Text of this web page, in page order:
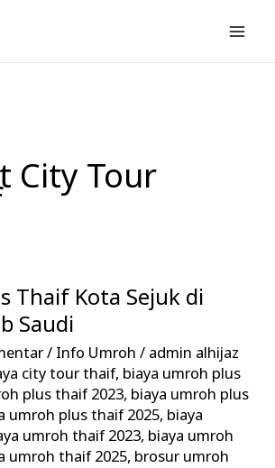
City Tour
Thaif Kota Sejuk di
Saudi
/ Info Umroh / admin alhijaz
city tour thaif, biaya umroh plus
plus thaif 2023, biaya umroh plus
umroh plus thaif 2025, biaya
umroh thaif 2023, biaya umroh
umroh thaif 2025, brosur umroh